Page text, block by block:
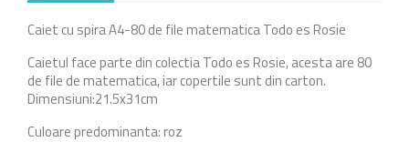
Caiet cu spira A4-80 de file matematica Todo es Rosie
Caietul face parte din colectia Todo es Rosie, acesta are 80
de file de matematica, iar copertile sunt din carton.
Dimensiuni:21.5x31cm
Culoare predominanta: roz